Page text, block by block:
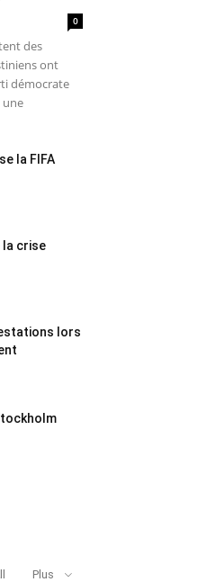
0
des
ont
démocrate
une
la FIFA
la crise
lors
Plus